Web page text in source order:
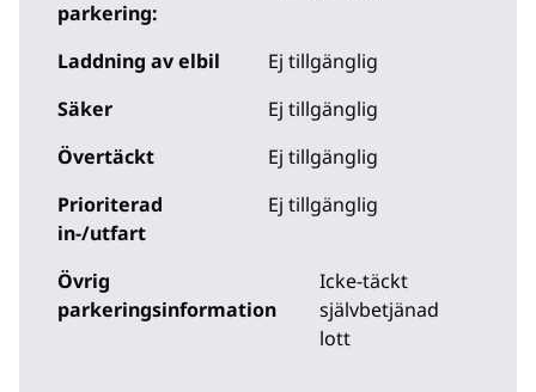
parkering:
Laddning av elbil
Ej tillgänglig
Säker
Ej tillgänglig
Övertäckt
Ej tillgänglig
Prioriterad
in-/utfart
Ej tillgänglig
Övrig
parkeringsinformation
Icke-täckt
självbetjänad
lott